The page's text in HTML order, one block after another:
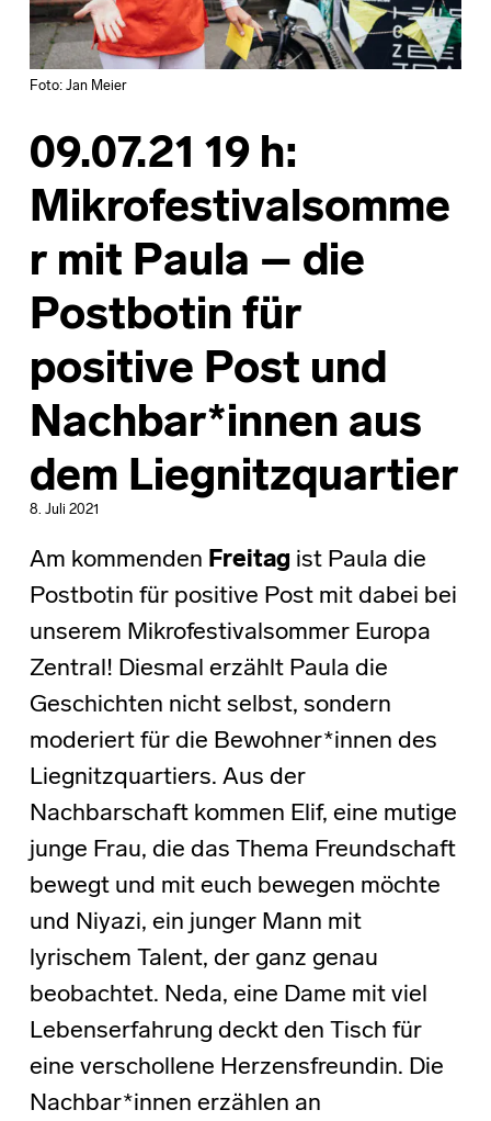
Foto: Jan Meier
09.07.21 19 h:
Mikrofestivalsomme
r mit Paula – die
Postbotin für
positive Post und
Nachbar*innen aus
dem Liegnitzquartier
8. Juli 2021
Am kommenden Freitag ist Paula die
Postbotin für positive Post mit dabei bei
unserem Mikrofestivalsommer Europa
Zentral! Diesmal erzählt Paula die
Geschichten nicht selbst, sondern
moderiert für die Bewohner*innen des
Liegnitzquartiers. Aus der
Nachbarschaft kommen Elif, eine mutige
junge Frau, die das Thema Freundschaft
bewegt und mit euch bewegen möchte
und Niyazi, ein junger Mann mit
lyrischem Talent, der ganz genau
beobachtet. Neda, eine Dame mit viel
Lebenserfahrung deckt den Tisch für
eine verschollene Herzensfreundin. Die
Nachbar*innen erzählen an